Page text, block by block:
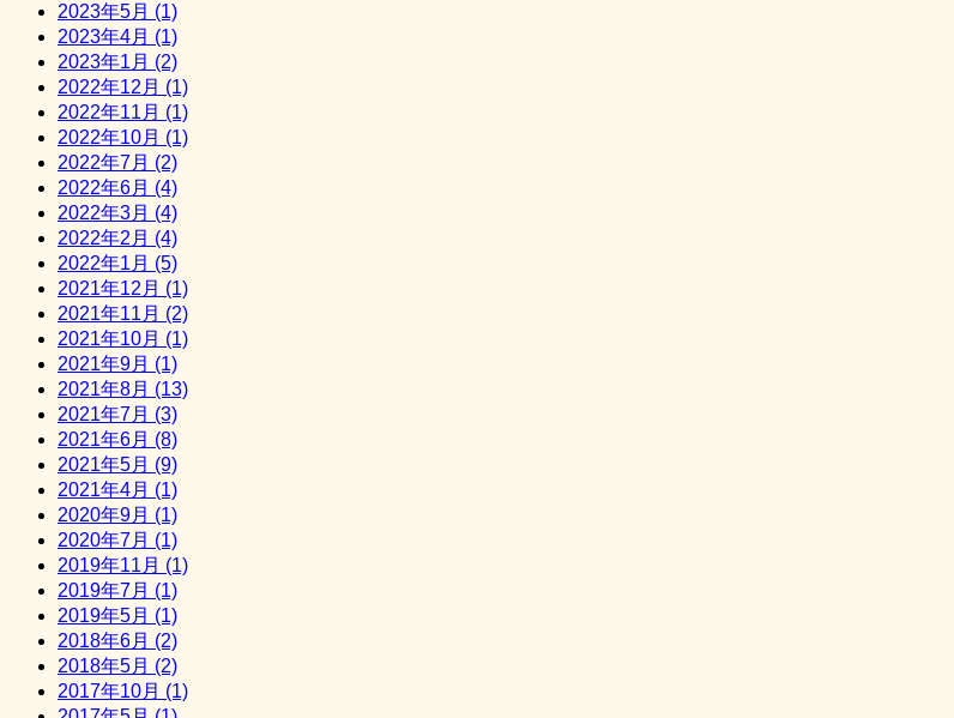
2023年5月 (1)
2023年4月 (1)
2023年1月 (2)
2022年12月 (1)
2022年11月 (1)
2022年10月 (1)
2022年7月 (2)
2022年6月 (4)
2022年3月 (4)
2022年2月 (4)
2022年1月 (5)
2021年12月 (1)
2021年11月 (2)
2021年10月 (1)
2021年9月 (1)
2021年8月 (13)
2021年7月 (3)
2021年6月 (8)
2021年5月 (9)
2021年4月 (1)
2020年9月 (1)
2020年7月 (1)
2019年11月 (1)
2019年7月 (1)
2019年5月 (1)
2018年6月 (2)
2018年5月 (2)
2017年10月 (1)